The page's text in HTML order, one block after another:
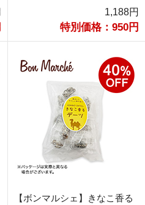
1,188円
特別価格：950円
【ボンマルシェ】きなこ香る